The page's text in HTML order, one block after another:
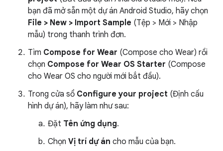
bạn đã mở sẵn một dự án Android Studio, hãy chọn
File > New > Import Sample (Tệp > Mới > Nhập
mẫu) trong thanh trình đơn.
Tìm Compose for Wear (Compose cho Wear) rồi
chọn Compose for Wear OS Starter (Compose
cho Wear OS cho người mới bắt đầu).
Trong cửa sổ Configure your project (Định cấu
hình dự án), hãy làm như sau:
Đặt Tên ứng dụng.
Chọn Vị trí dự án cho mẫu của bạn.